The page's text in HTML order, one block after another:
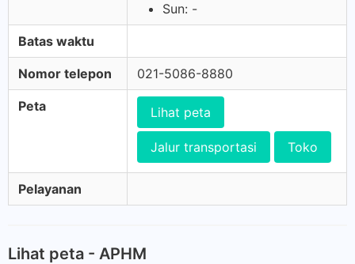
Sun: -
Batas waktu
Nomor telepon 021-5086-8880
Peta Lihat peta
Jalur transportasi Toko
Pelayanan
Lihat peta - APHM